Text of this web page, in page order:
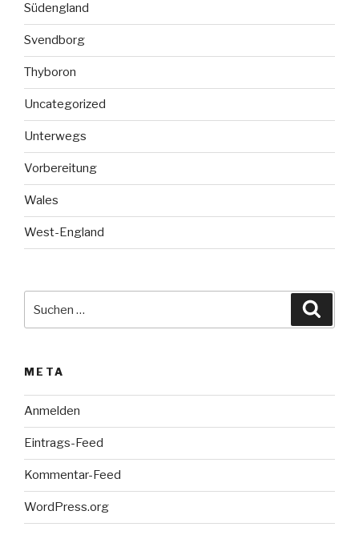
Südengland
Svendborg
Thyboron
Uncategorized
Unterwegs
Vorbereitung
Wales
West-England
nach:
META
Anmelden
Eintrags-Feed
Kommentar-Feed
WordPress.org